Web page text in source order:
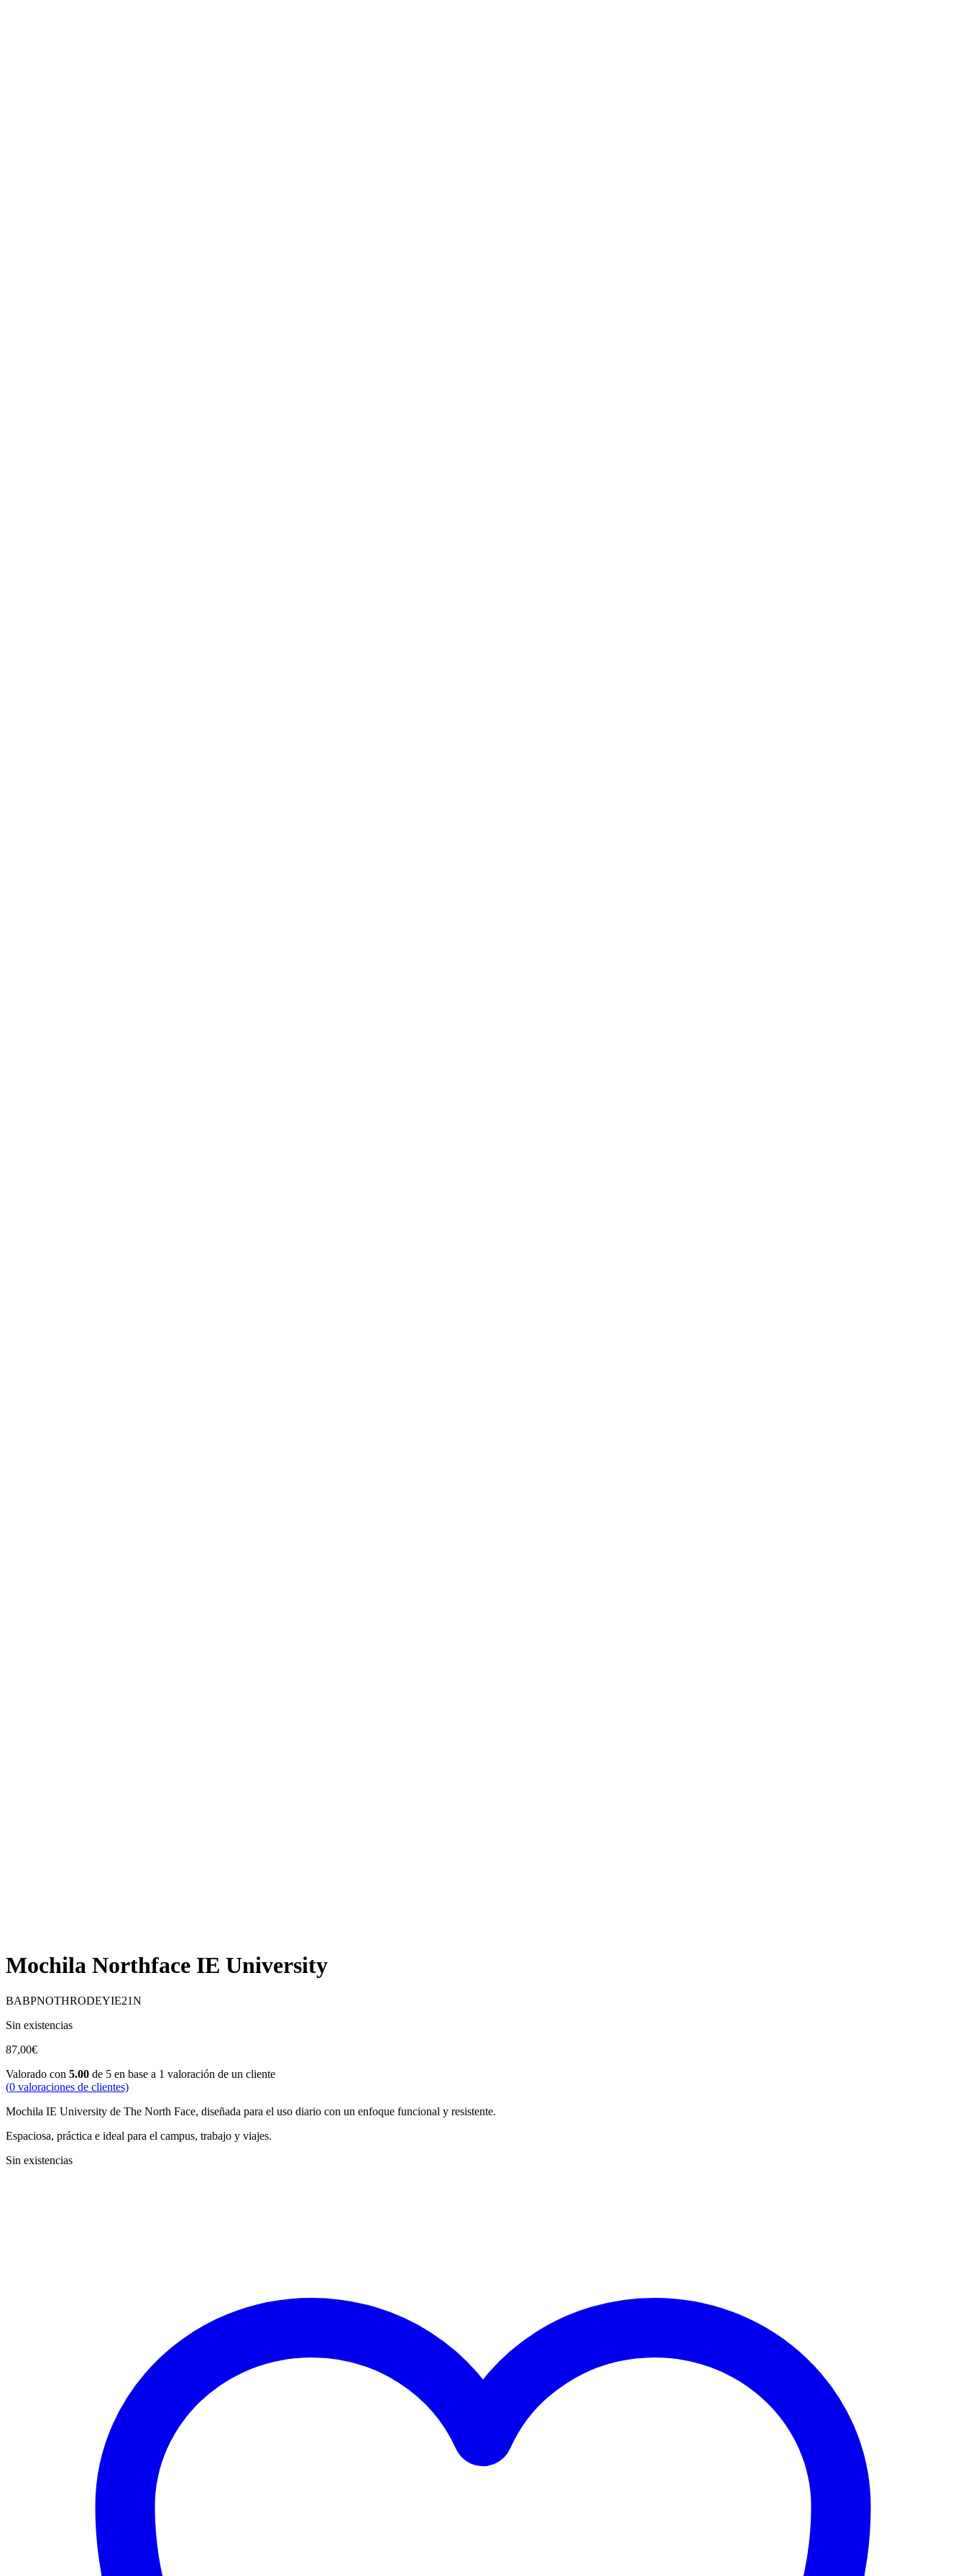
Mochila Northface IE University
BABPNOTHRODEYIE21N
Sin existencias
87,00€
Valorado con 5.00 de 5 en base a 1 valoración de un cliente
(0 valoraciones de clientes)
Mochila IE University de The North Face, diseñada para el uso diario con un enfoque funcional y resistente.
Espaciosa, práctica e ideal para el campus, trabajo y viajes.
Sin existencias